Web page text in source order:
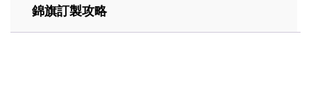
錦旗訂製攻略